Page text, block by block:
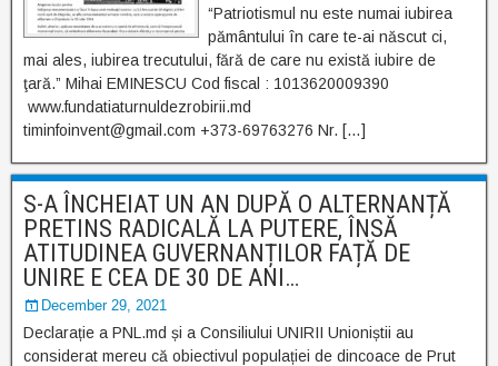
“Patriotismul nu este numai iubirea
pământului în care te-ai născut ci,
mai ales, iubirea trecutului, fără de care nu există iubire de
ţară.” Mihai EMINESCU Cod fiscal : 1013620009390
www.fundatiaturnuldezrobirii.md
timinfoinvent@gmail.com +373-69763276 Nr. […]
S-A ÎNCHEIAT UN AN DUPĂ O ALTERNANȚĂ
PRETINS RADICALĂ LA PUTERE, ÎNSĂ
ATITUDINEA GUVERNANȚILOR FAȚĂ DE
UNIRE E CEA DE 30 DE ANI…
December 29, 2021
Declarație a PNL.md și a Consiliului UNIRII Unioniștii au
considerat mereu că obiectivul populației de dincoace de Prut